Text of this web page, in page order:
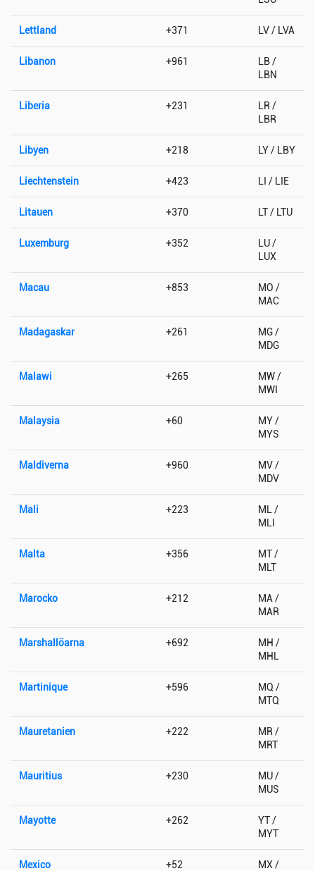
Lettland +371 LV / LVA
Libanon +961
LB /
LBN
Liberia +231
LR /
LBR
Libyen +218 LY / LBY
Liechtenstein +423 LI / LIE
Litauen +370 LT / LTU
Luxemburg +352
LU /
LUX
Macau +853
MO /
MAC
Madagaskar +261
MG /
MDG
Malawi +265
MW /
MWI
Malaysia +60
MY /
MYS
Maldiverna +960
MV /
MDV
Mali +223
ML /
MLI
Malta +356
MT /
MLT
Marocko +212
MA /
MAR
Marshallöarna +692
MH /
MHL
Martinique +596
MQ /
MTQ
Mauretanien +222
MR /
MRT
Mauritius +230
MU /
MUS
Mayotte +262
YT /
MYT
Mexico +52
MX /